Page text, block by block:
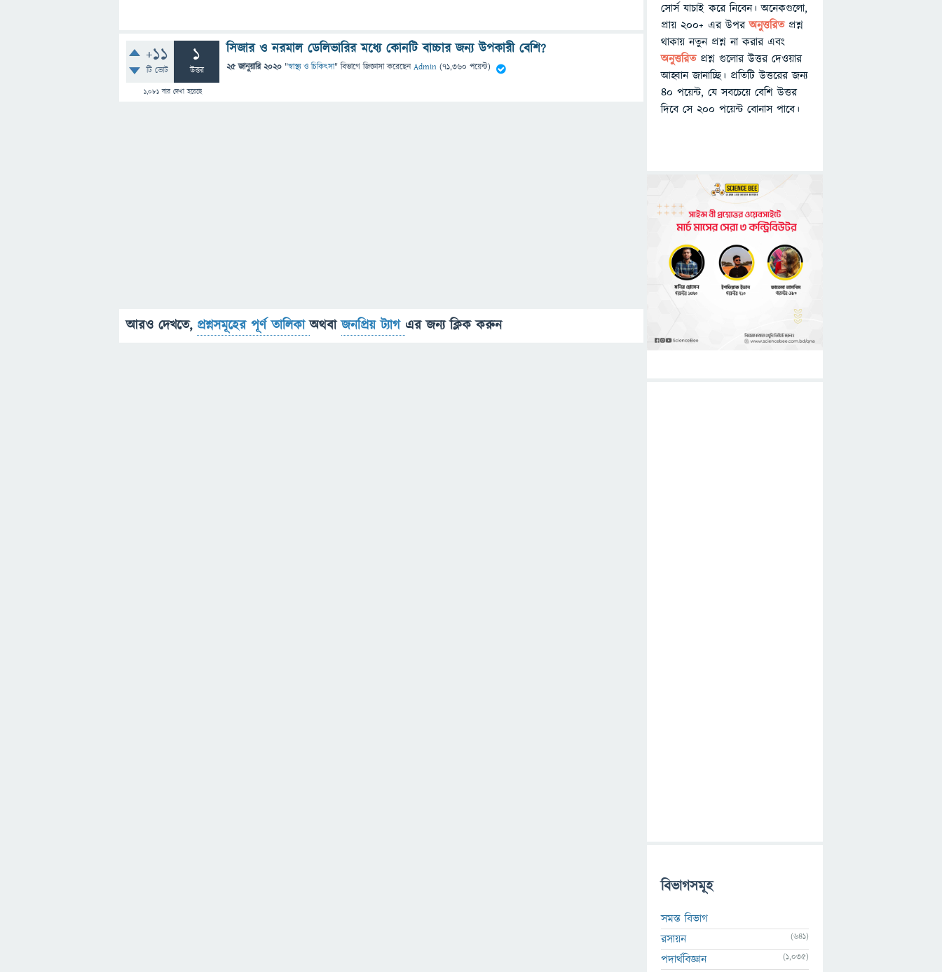
+11
টি ভোট
1
উত্তর
1,081 বার দেখা হয়েছে
সিজার ও নরমাল ডেলিভারির মধ্যে কোনটি বাচ্চার জন্য উপকারী বেশি?
25 জানুয়ারি 2020 "স্বাস্থ্য ও চিকিৎসা" বিভাগে জিজ্ঞাসাকরেছেনAdmin (71,360 পয়েন্ট)
আরও দেখতে, প্রশ্নসমূহের পূর্ণ তালিকাঅথবাজনপ্রিয় ট্যাগ এর জন্য ক্লিক করুন
সোর্স যাচাই করে নিবেন। অনেকগুলো,
প্রায় ২০০+ এর উপরঅনুত্তরিতপ্রশ্ন
থাকায় নতুন প্রশ্ন না করার এবং
অনুত্তরিত প্রশ্ন গুলোর উত্তর দেওয়ার
আহ্বান জানাচ্ছি। প্রতিটি উত্তরের জন্য
৪০ পয়েন্ট, যে সবচেয়ে বেশি উত্তর
দিবে সে ২০০ পয়েন্ট বোনাস পাবে।
বিভাগসমূহ
সমস্ত বিভাগ
রসায়ন
(641)
পদার্থবিজ্ঞান (1,035)